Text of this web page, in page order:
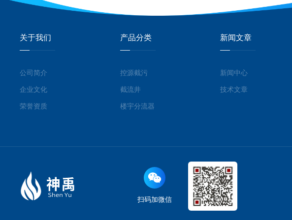
关于我们
公司简介
企业文化
荣誉资质
产品分类
控源截污
截流井
楼宇分流器
新闻文章
新闻中心
技术文章
扫码加微信